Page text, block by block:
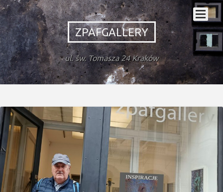
ZPAFGALLERY
ul. św. Tomasza 24 Kraków